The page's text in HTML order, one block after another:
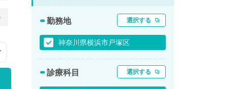
勤務地 選択する
神奈川県横浜市戸塚区
診療科目 選択する